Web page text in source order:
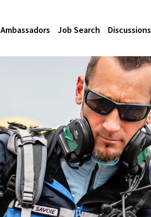
Ambassadors Job Search Discussions